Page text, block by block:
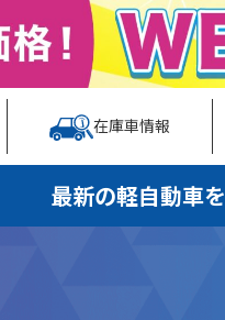
在庫車情報
最新の軽自動車を